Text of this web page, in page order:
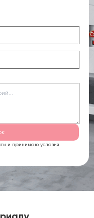
и принимаю условия